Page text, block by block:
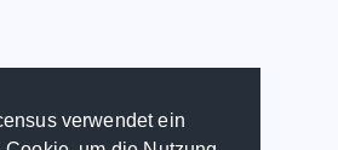
verwendet ein